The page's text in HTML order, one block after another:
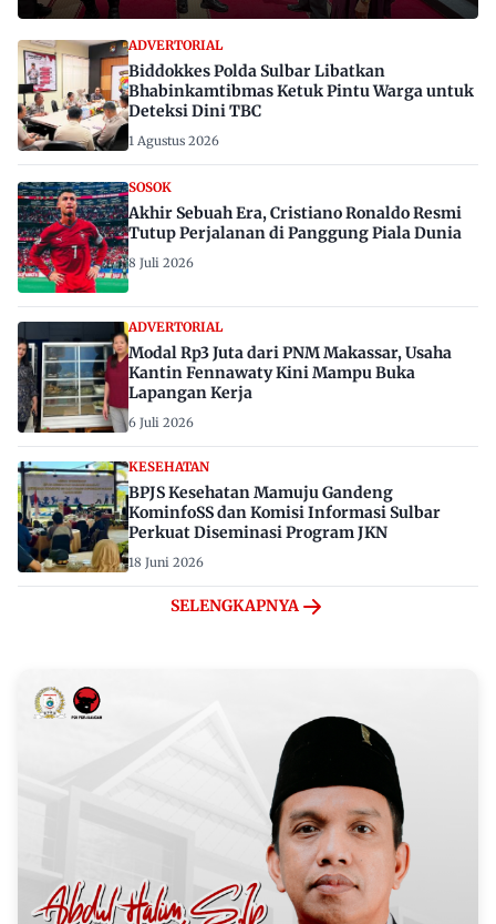
ADVERTORIAL
Biddokkes Polda Sulbar Libatkan
Bhabinkamtibmas Ketuk Pintu Warga untuk
Deteksi Dini TBC
1 Agustus 2026
SOSOK
Akhir Sebuah Era, Cristiano Ronaldo Resmi
Tutup Perjalanan di Panggung Piala Dunia
8 Juli 2026
ADVERTORIAL
Modal Rp3 Juta dari PNM Makassar, Usaha
Kantin Fennawaty Kini Mampu Buka
Lapangan Kerja
6 Juli 2026
KESEHATAN
BPJS Kesehatan Mamuju Gandeng
KominfoSS dan Komisi Informasi Sulbar
Perkuat Diseminasi Program JKN
18 Juni 2026
SELENGKAPNYA